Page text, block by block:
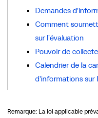
Demandes
Comment
sur l'évaluation
Pouvoir de
Calendrier de la
d'informations sur
Remarque: La loi applicable